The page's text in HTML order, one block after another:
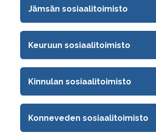
Jämsän sosiaalitoimisto
Keuruun sosiaalitoimisto
Kinnulan sosiaalitoimisto
Konneveden sosiaalitoimisto